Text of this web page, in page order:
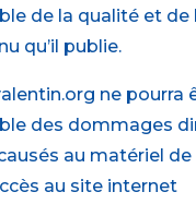
de la qualité et de
qu’il publie.
ne pourra
des dommages
au matériel de
au site internet